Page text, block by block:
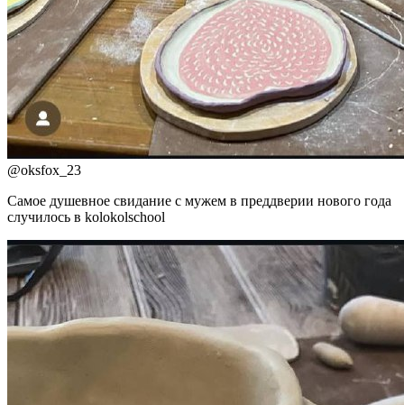
@oksfox_23
Самое душевное свидание с мужем в преддверии нового года
случилось в kolokolschool